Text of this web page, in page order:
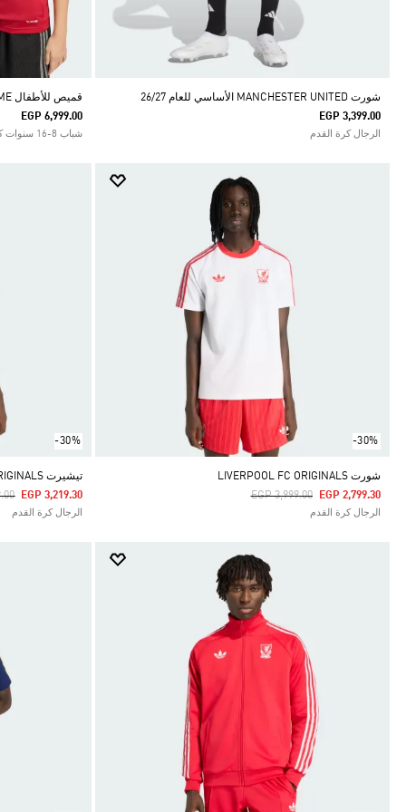
شورت MANCHESTER UNITED الأساسي للعام 26/27
EGP 3,399.00
الرجال كرة القدم
قميص للأطفال MANCHESTER UNITED 26/27 HOME
EGP 6,999.00
شباب 8-16 سنوات كرة القدم
-30%
شورت LIVERPOOL FC ORIGINALS
Price Reduced From
EGP 3,999.00ToEGP 2,799.30
الرجال كرة القدم
-30%
تيشيرت LIVERPOOL FC ORIGINALS
From
ToEGP 3,219.30
الرجال كرة القدم